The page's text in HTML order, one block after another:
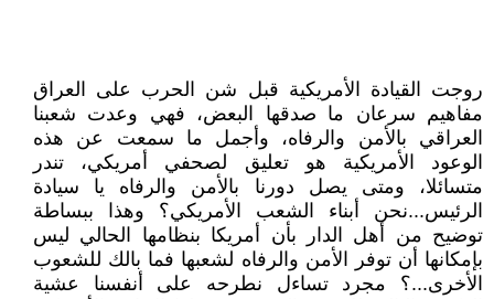
روجت القيادة الأمريكية قبل شن الحرب على العراق
مفاهيم سرعان ما صدقها البعض، فهي وعدت شعبنا
العراقي بالأمن والرفاه، وأجمل ما سمعت عن هذه
الوعود الأمريكية هو تعليق لصحفي أمريكي، تندر
متسائلا، ومتى يصل دورنا بالأمن والرفاه يا سيادة
الرئيس...نحن أبناء الشعب الأمريكي؟ وهذا ببساطة
توضيح من أهل الدار بأن أمريكا بنظامها الحالي ليس
بإمكانها أن توفر الأمن والرفاه لشعبها فما بالك للشعوب
الأخرى...؟ مجرد تساءل نطرحه على أنفسنا عشية